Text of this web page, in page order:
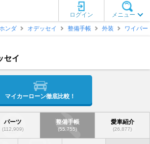
メニュー
ログイン
ンダ オデッセイ 整備手帳 外装 ワイパー
セイ
マイカーローン徹底比較！
パーツ
(112,909)
整備手帳
(55,755)
愛車紹介
(26,877)